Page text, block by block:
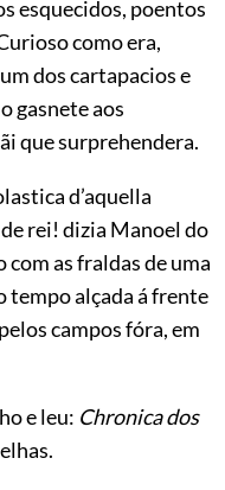
esquecidos, poentos
como era,
dos cartapacios e
gasnete aos
que surprehendera.
d’aquella
rei! dizia Manoel do
as fraldas de uma
tempo alçada á frente
campos fóra, em
e leu: Chronica dos